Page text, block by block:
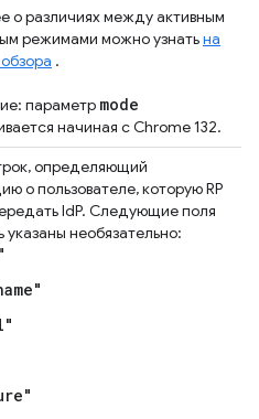
о различиях между активным
режимами можно узнатьна
.
параметр mode
начиная с Chrome 132.
определяющий
о пользователе, которую RP
IdP. Следующие поля
указаны необязательно: